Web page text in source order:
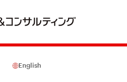
English